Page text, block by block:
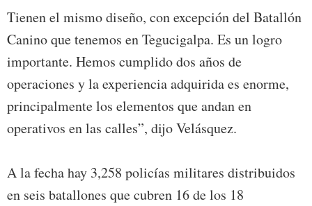
Tienen el mismo diseño, con excepción del Batallón
Canino que tenemos en Tegucigalpa. Es un logro
importante. Hemos cumplido dos años de
operaciones y la experiencia adquirida es enorme,
principalmente los elementos que andan en
operativos en las calles”, dijo Velásquez.
A la fecha hay 3,258 policías militares distribuidos
en seis batallones que cubren 16 de los 18